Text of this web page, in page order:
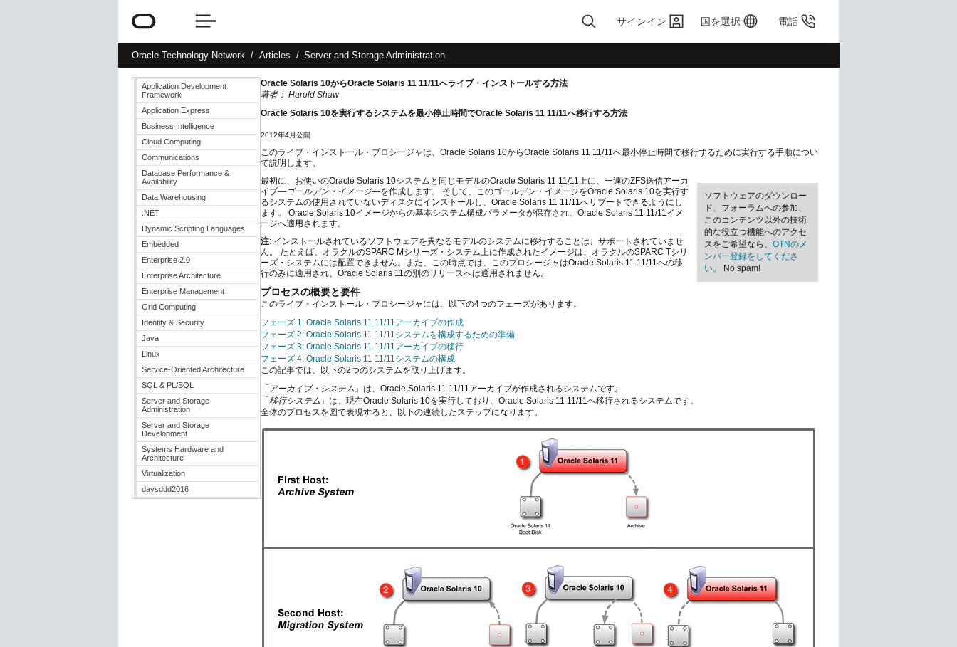
Type 2 or more
characters for results.
サインイン 国を選択 電話
Oracle Technology Network Articles Server and Storage Administration
Application Development
Framework
Application Express
Business Intelligence
Cloud Computing
Communications
Database Performance &
Availability
Data Warehousing
.NET
Dynamic Scripting Languages
Embedded
Enterprise 2.0
Enterprise Architecture
Enterprise Management
Grid Computing
Identity & Security
Java
Linux
Service-Oriented Architecture
SQL & PL/SQL
Server and Storage
Administration
Server and Storage
Development
Systems Hardware and
Architecture
Virtualization
daysddd2016
Oracle Solaris 10からOracle Solaris 11 11/11へライブ・インストールする方法
著者： Harold Shaw
Oracle Solaris 10を実行するシステムを最小停止時間でOracle Solaris 11 11/11へ移行する方法
2012年4月公開
このライブ・インストール・プロシージャは、Oracle Solaris 10からOracle Solaris 11 11/11へ最小停止時間で移行するために実行する手順につい
て説明します。
ソフトウェアのダウンロー
ド、フォーラムへの参加、
このコンテンツ以外の技術
的な役立つ機能へのアクセ
スをご希望なら、 OTNのメ
ンバー登録をしてくださ
い。
No spam!
最初に、お使いのOracle Solaris 10システムと同じモデルのOracle Solaris 11 11/11上に、一連のZFS送信アーカ
イブ—ゴールデン・イメージ—を作成します。 そして、このゴールデン・イメージをOracle Solaris 10を実行す
るシステムの使用されていないディスクにインストールし、Oracle Solaris 11 11/11へリブートできるようにし
ます。 Oracle Solaris 10イメージからの基本システム構成パラメータが保存され、Oracle Solaris 11 11/11イメ
ージへ適用されます。
注: インストールされているソフトウェアを異なるモデルのシステムに移行することは、サポートされていませ
ん。 たとえば、オラクルのSPARC Mシリーズ・システム上に作成されたイメージは、オラクルのSPARC Tシリ
ーズ・システムには配置できません。また、この時点では、このプロシージャはOracle Solaris 11 11/11への移
行のみに適用され、Oracle Solaris 11の別のリリースへは適用されません。
プロセスの概要と要件
このライブ・インストール・プロシージャには、以下の4つのフェーズがあります。
フェーズ 1: Oracle Solaris 11 11/11アーカイブの作成
フェーズ 2: Oracle Solaris 11 11/11システムを構成するための準備
フェーズ 3: Oracle Solaris 11 11/11アーカイブの移行
フェーズ 4: Oracle Solaris 11 11/11システムの構成
この記事では、以下の2つのシステムを取り上げます。
「 アーカイブ・システム 」は、Oracle Solaris 11 11/11アーカイブが作成されるシステムです。
「 移行システム 」は、現在Oracle Solaris 10を実行しており、Oracle Solaris 11 11/11へ移行されるシステムです。
全体のプロセスを図で表現すると、以下の連続したステップになります。